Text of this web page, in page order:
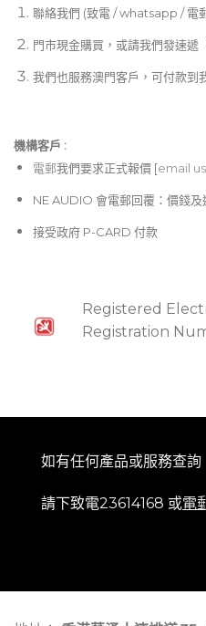
聯絡我們 (致電 / whatsapp / 電
門市現金購買，或請我們發速遞
我們也服務澳門客戶，可付款到
機構客戶 :​
電郵我們要求正式報價 [email us
NE AUDIO 會電郵回覆：價錢及
接受政府 P-CARD 付款
Registered
Registration
如有任何產品或服務查詢
請下致電23614168 或電